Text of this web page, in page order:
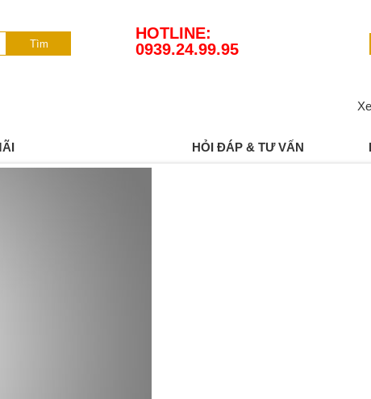
Tìm
HOTLINE:
0939.24.99.95
HỎI ĐÁP & TƯ VẤN